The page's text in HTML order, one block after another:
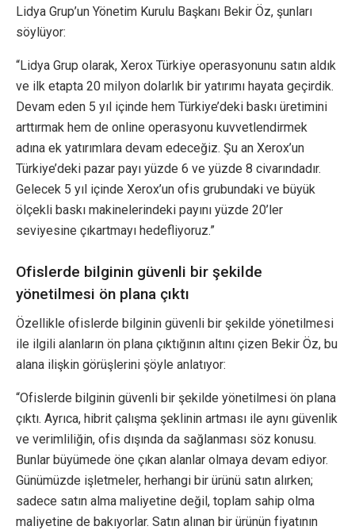
Lidya Grup’un Yönetim Kurulu Başkanı Bekir Öz, şunları
söylüyor:
“Lidya Grup olarak, Xerox Türkiye operasyonunu satın aldık
ve ilk etapta 20 milyon dolarlık bir yatırımı hayata geçirdik.
Devam eden 5 yıl içinde hem Türkiye’deki baskı üretimini
arttırmak hem de online operasyonu kuvvetlendirmek
adına ek yatırımlara devam edeceğiz. Şu an Xerox’un
Türkiye’deki pazar payı yüzde 6 ve yüzde 8 civarındadır.
Gelecek 5 yıl içinde Xerox’un ofis grubundaki ve büyük
ölçekli baskı makinelerindeki payını yüzde 20’ler
seviyesine çıkartmayı hedefliyoruz.”
Ofislerde bilginin güvenli bir şekilde
yönetilmesi ön plana çıktı
Özellikle ofislerde bilginin güvenli bir şekilde yönetilmesi
ile ilgili alanların ön plana çıktığının altını çizen Bekir Öz, bu
alana ilişkin görüşlerini şöyle anlatıyor:
“Ofislerde bilginin güvenli bir şekilde yönetilmesi ön plana
çıktı. Ayrıca, hibrit çalışma şeklinin artması ile aynı güvenlik
ve verimliliğin, ofis dışında da sağlanması söz konusu.
Bunlar büyümede öne çıkan alanlar olmaya devam ediyor.
Günümüzde işletmeler, herhangi bir ürünü satın alırken;
sadece satın alma maliyetine değil, toplam sahip olma
maliyetine de bakıyorlar. Satın alınan bir ürünün fiyatının